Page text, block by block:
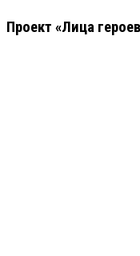
Проект «Лица